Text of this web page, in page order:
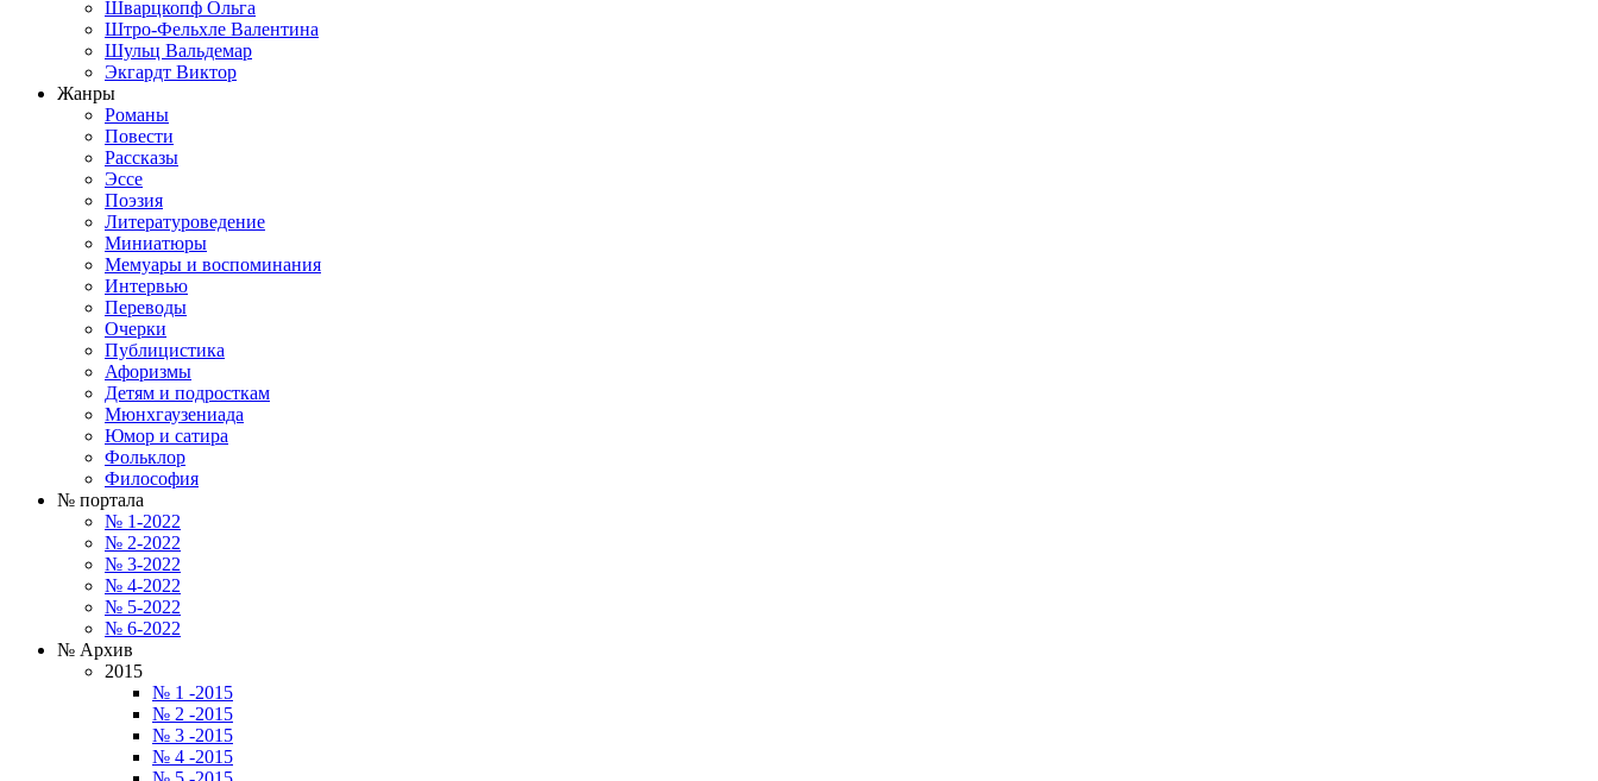
Шварцкопф Ольга
Штро-Фельхле Валентина
Шульц Вальдемар
Экгардт Виктор
Жанры
Романы
Повести
Рассказы
Эссе
Поэзия
Литературоведение
Миниатюры
Мемуары и воспоминания
Интервью
Переводы
Очерки
Публицистика
Афоризмы
Детям и подросткам
Мюнхгаузениада
Юмор и сатира
Фольклор
Философия
№ портала
№ 1-2022
№ 2-2022
№ 3-2022
№ 4-2022
№ 5-2022
№ 6-2022
№ Архив
2015
№ 1 -2015
№ 2 -2015
№ 3 -2015
№ 4 -2015